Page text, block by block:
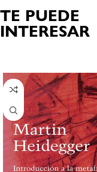
TE PUEDE
INTERESAR